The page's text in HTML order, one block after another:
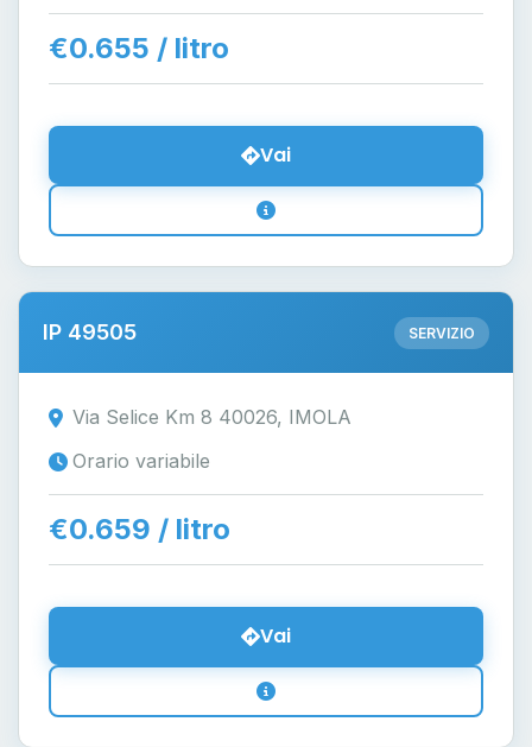
€0.655 / litro
Vai
IP 49505 SERVIZIO
Via Selice Km 8 40026, IMOLA
Orario variabile
€0.659 / litro
Vai